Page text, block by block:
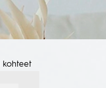
kohteet